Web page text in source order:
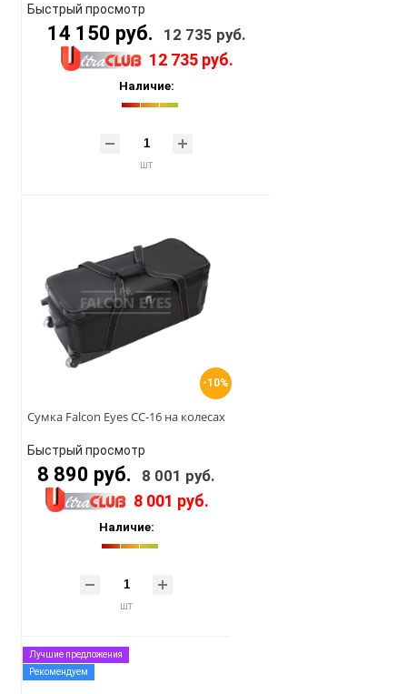
Быстрый просмотр
14 150 руб. 12 735 руб.
12 735 руб.
Наличие:
шт
-10%
Сумка Falcon Eyes CC-16 на колесах
Быстрый просмотр
8 890 руб. 8 001 руб.
8 001 руб.
Наличие:
шт
Лучшие предложения
Рекомендуем